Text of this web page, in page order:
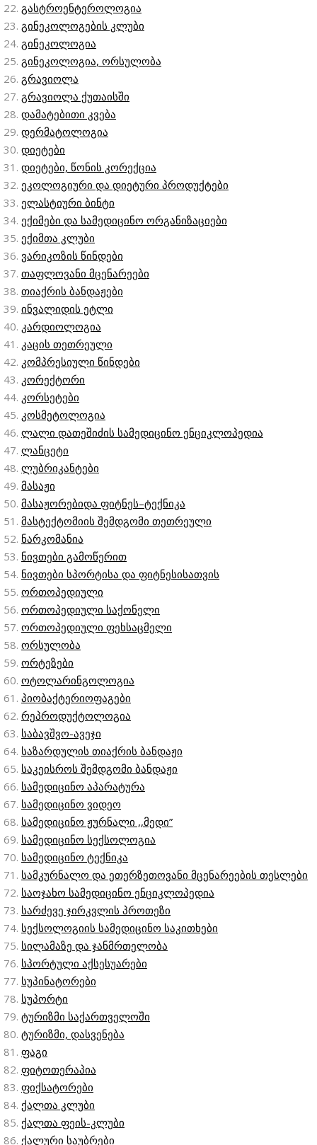
გასტროენტეროლოგია
გინეკოლოგების კლუბი
გინეკოლოგია
გინეკოლოგია, ორსულობა
გრავიოლა
გრავიოლა ქუთაისში
დამატებითი კვება
დერმატოლოგია
დიეტები
დიეტები, წონის კორექცია
ეკოლოგიური და დიეტური პროდუქტები
ელასტიური ბინტი
ექიმები და სამედიცინო ორგანიზაციები
ექიმთა კლუბი
ვარიკოზის წინდები
თაფლოვანი მცენარეები
თიაქრის ბანდაჟები
ინვალიდის ეტლი
კარდიოლოგია
კაცის თეთრეული
კომპრესიული წინდები
კორექტორი
კორსეტები
კოსმეტოლოგია
ლალი დათეშიძის სამედიცინო ენციკლოპედია
ლანცეტი
ლუბრიკანტები
მასაჟი
მასაჟორებიდა ფიტნეს–ტექნიკა
მასტექტომიის შემდგომი თეთრეული
ნარკომანია
ნივთები გამოწერით
ნივთები სპორტისა და ფიტნესისათვის
ორთოპედიული
ორთოპედიული საქონელი
ორთოპედიული ფეხსაცმელი
ორსულობა
ორტეზები
ოტოლარინგოლოგია
პიობაქტერიოფაგები
რეპროდუქტოლოგია
საბავშვო-ავეჯი
საზარდულის თიაქრის ბანდაჟი
საკეისროს შემდგომი ბანდაჟი
სამედიცინო აპარატურა
სამედიცინო ვიდეო
სამედიცინო ჟურნალი ,,მედი”
სამედიცინო სექსოლოგია
სამედიცინო ტექნიკა
სამკურნალო და ეთერზეთოვანი მცენარეების თესლები
საოჯახო სამედიცინო ენციკლოპედია
სარძევე ჯირკვლის პროთეზი
სექსოლოგიის სამედიცინო საკითხები
სილამაზე და ჯანმრთელობა
სპორტული აქსესუარები
სუპინატორები
სუპორტი
ტურიზმი საქართველოში
ტურიზმი, დასვენება
ფაგი
ფიტოთერაპია
ფიქსატორები
ქალთა კლუბი
ქალთა ფეის-კლუბი
ქალური საუბრები